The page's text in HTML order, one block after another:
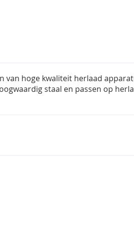
van hoge kwaliteit herlaad
staal en passen op